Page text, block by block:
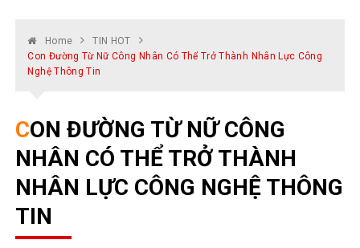
Home
TIN HOT
Con Đường Từ Nữ Công Nhân Có Thể Trở Thành Nhân Lực Công
Nghệ Thông Tin
CON ĐƯỜNG TỪ NỮ CÔNG
NHÂN CÓ THỂ TRỞ THÀNH
NHÂN LỰC CÔNG NGHỆ THÔNG
TIN